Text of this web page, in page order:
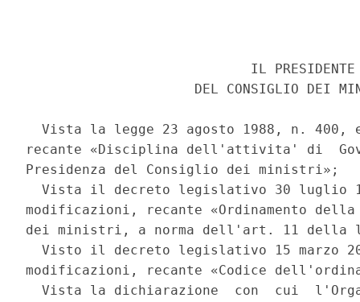
IL
DEL CONSIGLIO DEI
Vista la legge 23 agosto 1988, n. 400,
recante «Disciplina dell'attivita' di
Presidenza del Consiglio dei ministri»;
Vista il decreto legislativo 30 luglio
modificazioni, recante «Ordinamento
dei ministri, a norma dell'art. 11 della
Visto il decreto legislativo 15 marzo
modificazioni, recante «Codice
Vista la dichiarazione  con  cui